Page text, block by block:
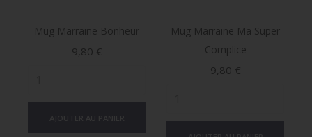
Mug Marraine Bonheur
Prix
9,80 €
Mug Marraine Ma Super
Complice
Prix
9,80 €